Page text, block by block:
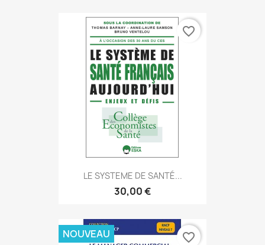
LE SYSTEME DE SANTÉ...
30,00 €
favorite_border
NOUVEAU favorite_border